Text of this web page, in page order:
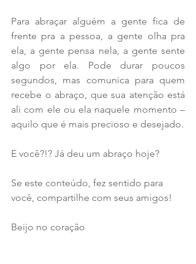
Para abraçar alguém a gente fica de
frente pra a pessoa, a gente olha pra
ela, a gente pensa nela, a gente sente
algo por ela. Pode durar poucos
segundos, mas comunica para quem
recebe o abraço, que sua atenção está
ali com ele ou ela naquele momento –
aquilo que é mais precioso e desejado.
E você?!? Já deu um abraço hoje?
Se este conteúdo, fez sentido para
você, compartilhe com seus amigos!
Beijo no coração